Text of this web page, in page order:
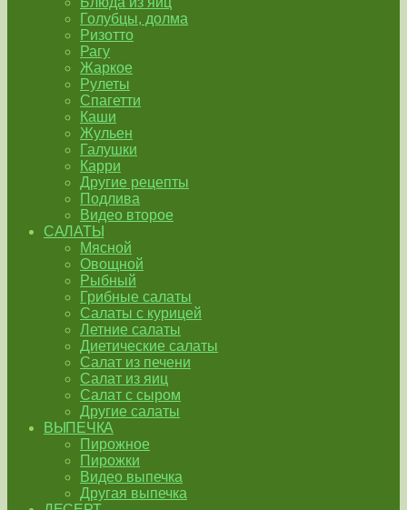
Голубцы, долма
Ризотто
Рагу
Жаркое
Рулеты
Спагетти
Каши
Жульен
Галушки
Карри
Другие рецепты
Подлива
Видео второе
САЛАТЫ
Мясной
Овощной
Рыбный
Грибные салаты
Салаты с курицей
Летние салаты
Диетические салаты
Салат из печени
Салат из яиц
Салат с сыром
Другие салаты
ВЫПЕЧКА
Пирожное
Пирожки
Видео выпечка
Другая выпечка